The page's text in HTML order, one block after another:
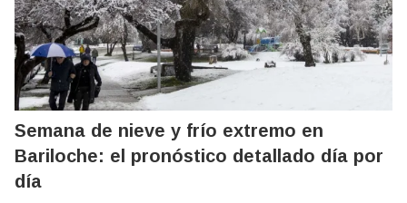
Semana de nieve y frío extremo en
Bariloche: el pronóstico detallado día por
día